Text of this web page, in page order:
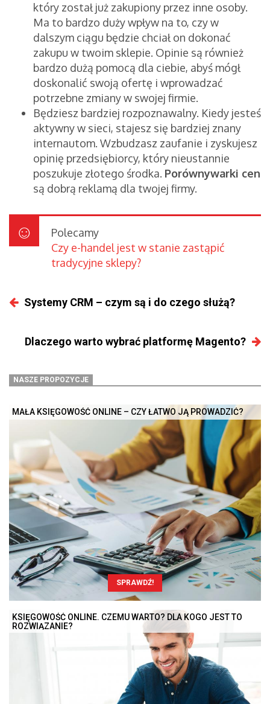
który został już zakupiony przez inne osoby.
Ma to bardzo duży wpływ na to, czy w
dalszym ciągu będzie chciał on dokonać
zakupu w twoim sklepie. Opinie są również
bardzo dużą pomocą dla ciebie, abyś mógł
doskonalić swoją ofertę i wprowadzać
potrzebne zmiany w swojej firmie.
Będziesz bardziej rozpoznawalny. Kiedy jesteś
aktywny w sieci, stajesz się bardziej znany
internautom. Wzbudzasz zaufanie i zyskujesz
opinię przedsiębiorcy, który nieustannie
poszukuje złotego środka. Porównywarki cen
są dobrą reklamą dla twojej firmy.
Polecamy
Czy e-handel jest w stanie zastąpić
tradycyjne sklepy?
Systemy CRM – czym są i do czego służą?
Dlaczego warto wybrać platformę Magento?
NASZE PROPOZYCJE
MAŁA KSIĘGOWOŚĆ ONLINE – CZY ŁATWO JĄ PROWADZIĆ?
SPRAWDŹ!
KSIĘGOWOŚĆ ONLINE. CZEMU WARTO? DLA KOGO JEST TO
ROZWIĄZANIE?